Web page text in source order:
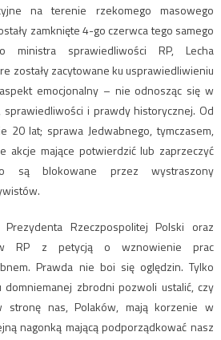
na terenie rzekomego masowego
zamknięte 4-go czerwca tego samego
ministra sprawiedliwości RP, Lecha
zostały zacytowane ku usprawiedliwieniu
emocjonalny – nie odnosząc się w
i prawdy historycznej. Od
20 lat; sprawa Jedwabnego, tymczasem,
akcje mające potwierdzić lub zaprzeczyć
są blokowane przez wystraszony
Rzeczpospolitej Polski oraz
RP z petycją o wznowienie prac
Prawda nie boi się oględzin. Tylko
domniemanej zbrodni pozwoli ustalić, czy
stronę nas, Polaków, mają korzenie w
nagonką mającą podporządkować nasz